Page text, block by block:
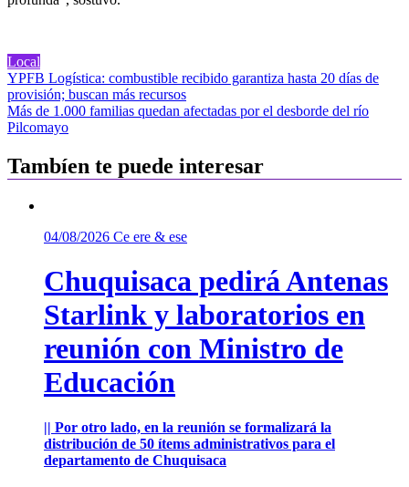
Local
Navegación
de
entradas
YPFB Logística: combustible recibido garantiza hasta 20 días de
provisión; buscan más recursos
Más de 1.000 familias quedan afectadas por el desborde del río
Pilcomayo
Tambíen te puede interesar
04/08/2026 Ce ere & ese
Chuquisaca pedirá Antenas
Starlink y laboratorios en
reunión con Ministro de
Educación
|| Por otro lado, en la reunión se formalizará la
distribución de 50 ítems administrativos para el
departamento de Chuquisaca